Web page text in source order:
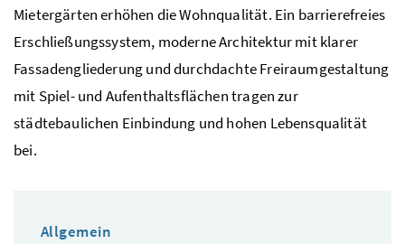
Mietergärten erhöhen die Wohnqualität. Ein barrierefreies
Erschließungssystem, moderne Architektur mit klarer
Fassadengliederung und durchdachte Freiraumgestaltung
mit Spiel- und Aufenthaltsflächen tragen zur
städtebaulichen Einbindung und hohen Lebensqualität
bei.
Allgemein